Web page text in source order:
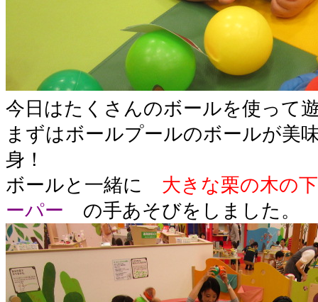
今日はたくさんのボールを使って
まずはボールプールのボールが美
身！
ボールと一緒に 大きな栗の木の
ーパー の手あそびをしました。